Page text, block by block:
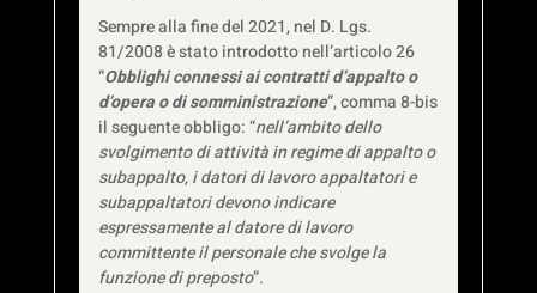
Sempre alla fine del 2021, nel D. Lgs.
81/2008 è stato introdotto nell’articolo 26
“Obblighi connessi ai contratti d’appalto o
d’opera o di somministrazione”, comma 8-bis
il seguente obbligo: “nell’ambito dello
svolgimento di attività in regime di appalto o
subappalto, i datori di lavoro appaltatori e
subappaltatori devono indicare
espressamente al datore di lavoro
committente il personale che svolge la
funzione di preposto”.